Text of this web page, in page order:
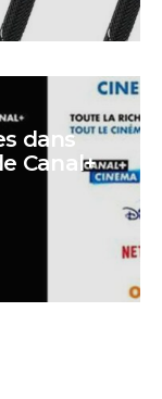
dans
Canal+